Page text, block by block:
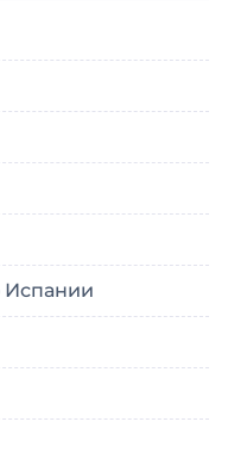
Испании